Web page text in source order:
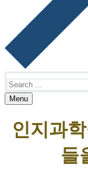
for:
Menu
인지과
들